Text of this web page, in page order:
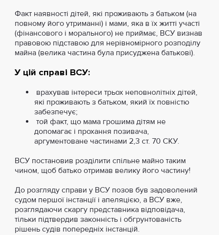
Факт наявності дітей, які проживають з батьком (на
повному його утриманні) і мами, яка в їх житті участі
(фінансового і морального) не приймає, ВСУ визнав
правовою підставою для нерівномірного розподілу
майна (велика частина була присуджена батькові).
У цій справі ВСУ:
врахував інтереси трьох неповнолітніх дітей,
які проживають з батьком, який їх повністю
забезпечує;
той факт, що мама грошима дітям не
допомагає і прохання позивача,
аргументоване частинами 2,3 ст. 70 СКУ.
ВСУ постановив розділити спільне майно таким
чином, щоб батько отримав велику його частину!
До розгляду справи у ВСУ позов був задоволений
судом першої інстанції і апеляцією, а ВСУ вже,
розглядаючи скаргу представника відповідача,
тільки підтвердив законність і обгрунтованість
рішень судів попередніх інстанцій.